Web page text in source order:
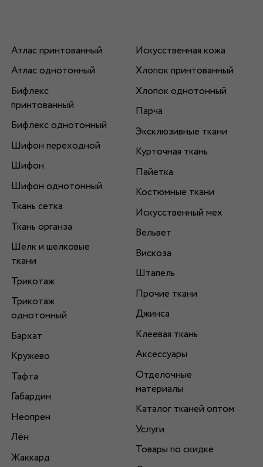
Атлас принтованный
Атлас однотонный
Бифлекс
принтованный
Бифлекс однотонный
Шифон переходной
Шифон
Шифон однотонный
Ткань сетка
Ткань органза
Шелк и шелковые
ткани
Трикотаж
Трикотаж
однотонный
Бархат
Кружево
Тафта
Габардин
Неопрен
Лён
Жаккард
Искусственная кожа
Хлопок принтованный
Хлопок однотонный
Парча
Эксклюзивные ткани
Курточная ткань
Пайетка
Костюмные ткани
Искусственный мех
Вельвет
Вискоза
Штапель
Прочие ткани
Джинса
Клеевая ткань
Аксессуары
Отделочные
материалы
Каталог тканей оптом
Услуги
Товары по скидке